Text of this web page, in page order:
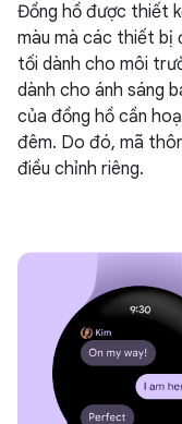
Đồng hồ được thiết
màu mà các thiết bị
tối dành cho môi
dành cho ánh sáng
của đồng hồ cần
đêm. Do đó, mã
điều chỉnh riêng.